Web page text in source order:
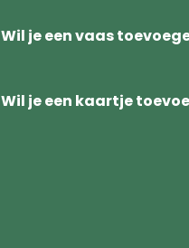
Wil je een vaas
Wil je een kaartje